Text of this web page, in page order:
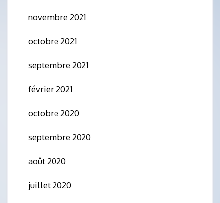
novembre 2021
octobre 2021
septembre 2021
février 2021
octobre 2020
septembre 2020
août 2020
juillet 2020